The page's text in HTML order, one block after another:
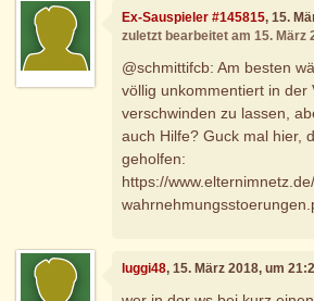
Ex-Sauspieler #145815, 15.
zuletzt bearbeitet am 15. März
@schmittifcb: Am besten
völlig unkommentiert in der
verschwinden zu lassen,
auch Hilfe? Guck mal hier,
geholfen:
https://
luggi48, 15. März 2018, um